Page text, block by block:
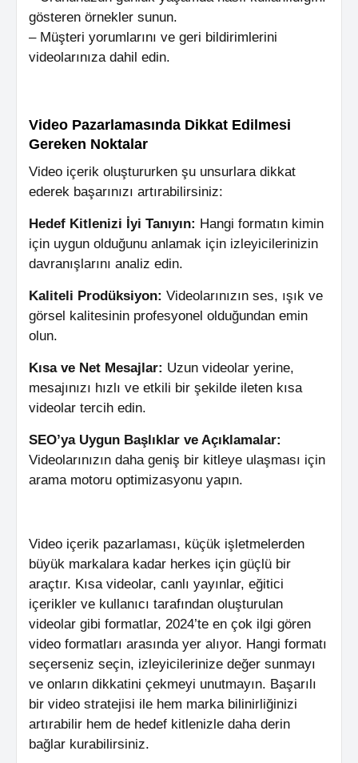
gösteren örnekler sunun.
– Müşteri yorumlarını ve geri bildirimlerini
videolarınıza dahil edin.
Video Pazarlamasında Dikkat Edilmesi
Gereken Noktalar
Video içerik oluştururken şu unsurlara dikkat
ederek başarınızı artırabilirsiniz:
Hedef Kitlenizi İyi Tanıyın: Hangi formatın kimin
için uygun olduğunu anlamak için izleyicilerinizin
davranışlarını analiz edin.
Kaliteli Prodüksiyon: Videolarınızın ses, ışık ve
görsel kalitesinin profesyonel olduğundan emin
olun.
Kısa ve Net Mesajlar: Uzun videolar yerine,
mesajınızı hızlı ve etkili bir şekilde ileten kısa
videolar tercih edin.
SEO’ya Uygun Başlıklar ve Açıklamalar:
Videolarınızın daha geniş bir kitleye ulaşması için
arama motoru optimizasyonu yapın.
Video içerik pazarlaması, küçük işletmelerden
büyük markalara kadar herkes için güçlü bir
araçtır. Kısa videolar, canlı yayınlar, eğitici
içerikler ve kullanıcı tarafından oluşturulan
videolar gibi formatlar, 2024’te en çok ilgi gören
video formatları arasında yer alıyor. Hangi formatı
seçerseniz seçin, izleyicilerinize değer sunmayı
ve onların dikkatini çekmeyi unutmayın. Başarılı
bir video stratejisi ile hem marka bilinirliğinizi
artırabilir hem de hedef kitlenizle daha derin
bağlar kurabilirsiniz.